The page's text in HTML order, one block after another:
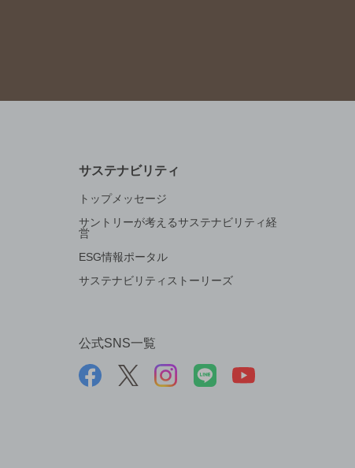
サステナビリティ
トップメッセージ
サントリーが考えるサステナビリティ経
営
ESG情報ポータル
サステナビリティストーリーズ
公式SNS一覧